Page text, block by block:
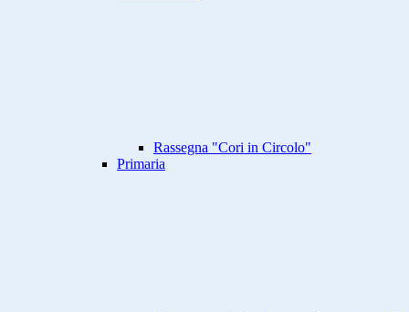
Rassegna "Cori in Circolo"
Primaria